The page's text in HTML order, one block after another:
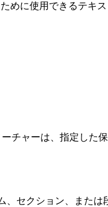
に使用できるテキス
チャーは、指定した
セクション、また